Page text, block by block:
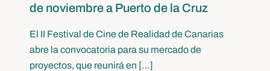
de noviembre a Puerto de la Cruz
El II Festival de Cine de Realidad de Canarias
abre la convocatoria para su mercado de
proyectos, que reunirá en […]